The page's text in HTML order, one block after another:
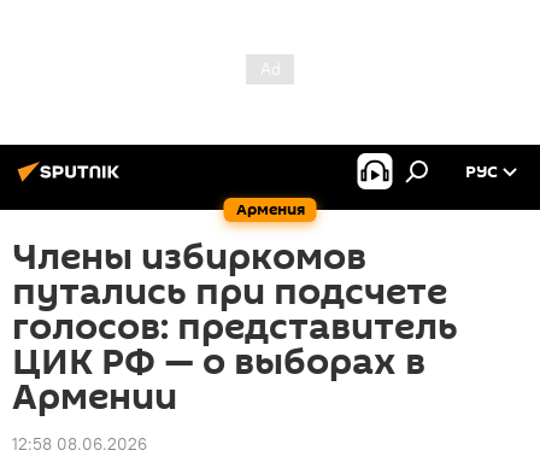
Армения
РУС
Члены избиркомов
путались при подсчете
голосов: представитель
ЦИК РФ — о выборах в
Армении
12:58 08.06.2026